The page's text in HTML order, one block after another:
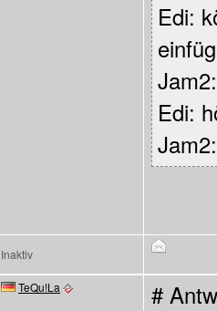
Edi:
Edi:
Inaktiv
TeQu!La
#